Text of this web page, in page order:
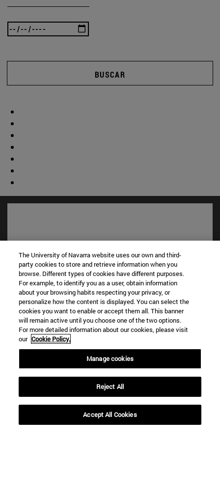
BUSCAR
Accesos directos
Biblioteca(abre en nueva ventana)
Mi correo(abre en nueva ventana)
Aula virtual ADI
Búsqueda de personas(abre en nueva ventana)
Trabaja con nosotros(abre en nueva ventana)
TFNO +34 948 42 56 00
¿QUÉ GRADO TE INTERESA?
¿QUÉ MÁSTER TE INTERESA?
The University of Navarra website uses our own and third-
party cookies to store and retrieve information when you
browse. Different types of cookies have different purposes.
For example, to identify you as a user, obtain information
about your browsing habits respecting your privacy, or
personalize how the content is displayed. You can select the
cookies you want to enable or accept them all. This banner
will remain active until you choose one of the two options.
For more detailed information about our cookies, please visit
our Cookie Policy.
Manage cookies
Reject All
Accept All Cookies